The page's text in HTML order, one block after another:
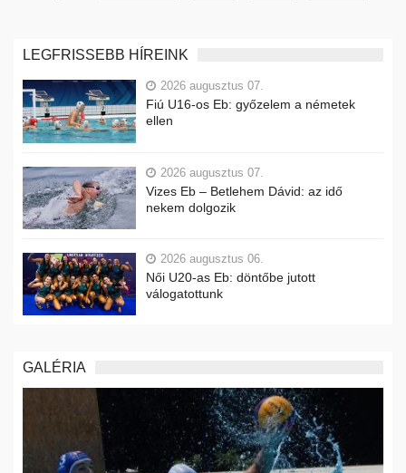
LEGFRISSEBB HÍREINK
2026 augusztus 07.
Fiú U16-os Eb: győzelem a németek
ellen
2026 augusztus 07.
Vizes Eb – Betlehem Dávid: az idő
nekem dolgozik
2026 augusztus 06.
Női U20-as Eb: döntőbe jutott
válogatottunk
GALÉRIA